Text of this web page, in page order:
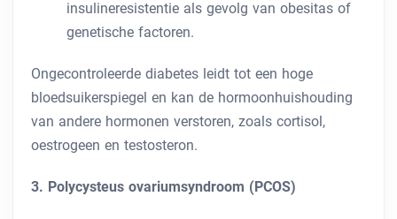
insulineresistentie als gevolg van obesitas of
genetische factoren.
Ongecontroleerde diabetes leidt tot een hoge
bloedsuikerspiegel en kan de hormoonhuishouding
van andere hormonen verstoren, zoals cortisol,
oestrogeen en testosteron.
3. Polycysteus ovariumsyndroom (PCOS)